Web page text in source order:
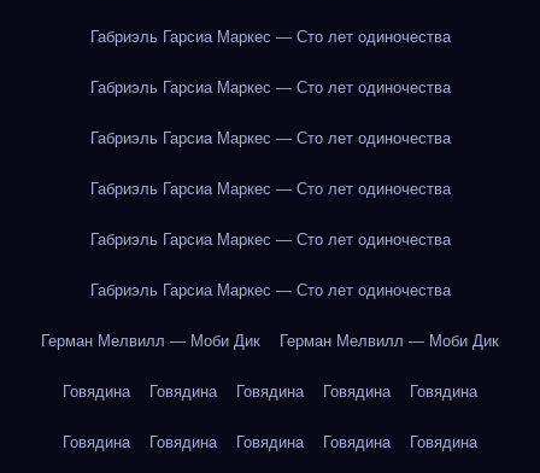
Габриэль Гарсиа Маркес — Сто лет одиночества
Габриэль Гарсиа Маркес — Сто лет одиночества
Габриэль Гарсиа Маркес — Сто лет одиночества
Габриэль Гарсиа Маркес — Сто лет одиночества
Габриэль Гарсиа Маркес — Сто лет одиночества
Габриэль Гарсиа Маркес — Сто лет одиночества
Герман Мелвилл — Моби Дик Герман Мелвилл — Моби Дик
Говядина Говядина Говядина Говядина Говядина
Говядина Говядина Говядина Говядина Говядина